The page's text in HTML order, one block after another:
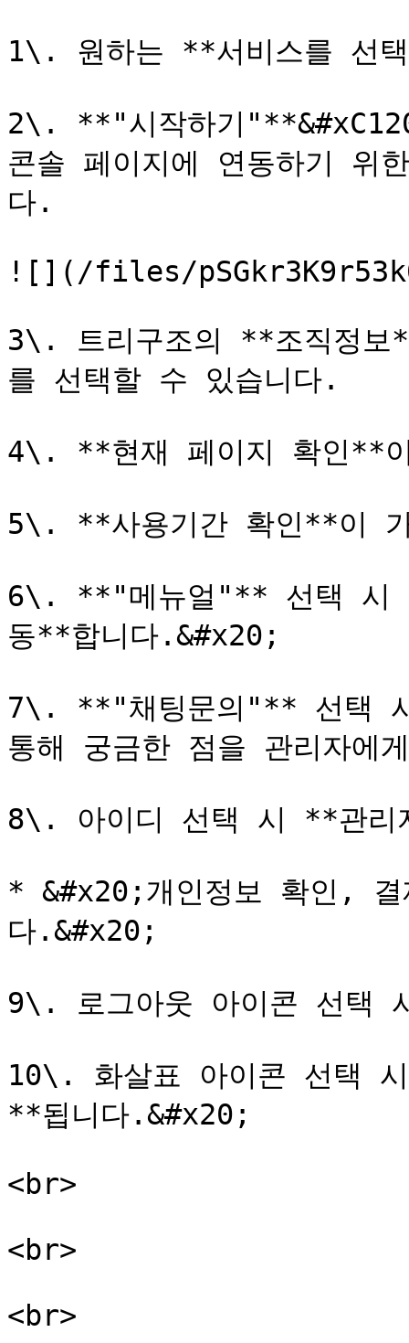
1\. 원하는 **서비스를 선
2\. **"시작하기
콘솔 페이지에 연동하기 위
다.
![](/files/
3\. 트리구조의 **조직정보
를 선택할 수 있습니다.
4\. **현재 페이지 확인**
5\. **사용기간 확인**이
6\. **"메뉴얼"** 선택 시
동**합니다.&#x20;
7\. **"채팅문의"** 선택
통해 궁금한 점을 관리자에
8\. 아이디 선택 시 **관리
* &#x20;개인정보 확인, 결
다.&#x20;
9\. 로그아웃 아이콘 선택
10\. 화살표 아이콘 선택
**됩니다.&#x20;
<br>
<br>